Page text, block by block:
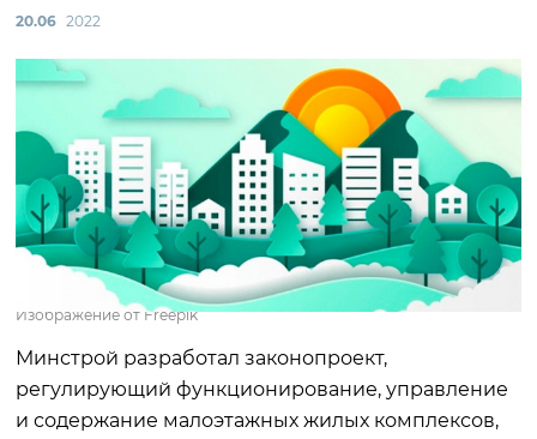
20.06 2022
Изображение от Freepik
Минстрой разработал законопроект,
регулирующий функционирование, управление
и содержание малоэтажных жилых комплексов,